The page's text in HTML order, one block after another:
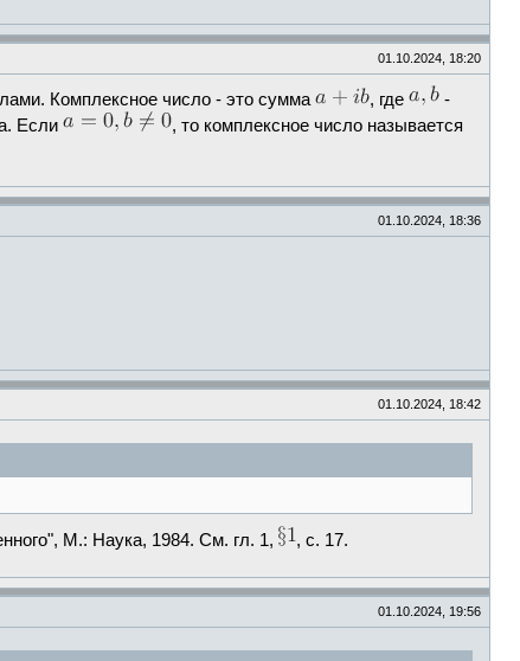
01.10.2024, 18:20
Комплексное число - это сумма , где
-
Если
, то комплексное число называется
01.10.2024, 18:36
01.10.2024, 18:42
М.: Наука, 1984. См. гл. 1, , с. 17.
01.10.2024, 19:56